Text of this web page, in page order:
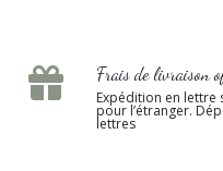
Frais de livraison
Expédition en lettre
pour l’étranger.
lettres